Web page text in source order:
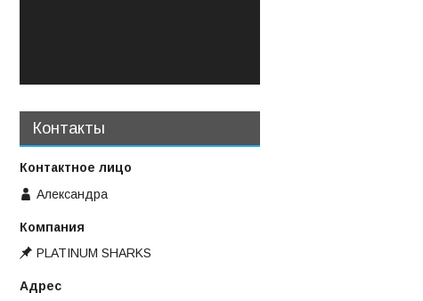
Контакты
Александра
PLATINUM SHARKS